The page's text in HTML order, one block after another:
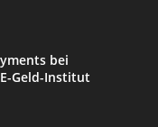
bei
Geld-Institut